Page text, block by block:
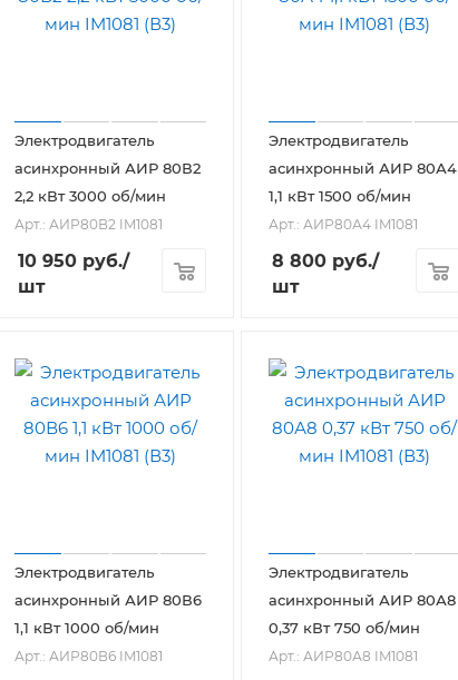
Электродвигатель
асинхронный АИР 80В2
2,2 кВт 3000 об/мин
Арт.: АИР80В2 IM1081
10 950 руб./
шт
Электродвигатель
асинхронный АИР 80А4
1,1 кВт 1500 об/мин
Арт.: АИР80А4 IM1081
8 800 руб./
шт
Электродвигатель
асинхронный АИР 80В6
1,1 кВт 1000 об/мин
Арт.: АИР80В6 IM1081
Электродвигатель
асинхронный АИР 80А8
0,37 кВт 750 об/мин
Арт.: АИР80А8 IM1081